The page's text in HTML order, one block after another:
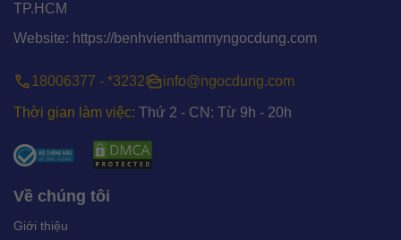
TP.HCM
Website: https://benhvienthammyngocdung.com
18006377 - *3232 info@ngocdung.com
Thời gian làm việc: Thứ 2 - CN: Từ 9h - 20h
Về chúng tôi
Giới thiệu